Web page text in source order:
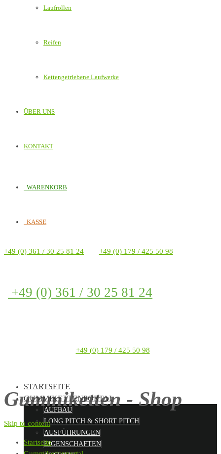
Laufrollen
Reifen
Kettengetriebene Laufwerke
ÜBER UNS
KONTAKT
WARENKORB
KASSE
+49 (0) 361 / 30 25 81 24 +49 (0) 179 / 425 50 98
+49 (0) 361 / 30 25 81 24
+49 (0) 179 / 425 50 98
Gummiketten - Shop
STARTSEITE
GUMMIKETTENPORTAL
AUFBAU
LONG PITCH & SHORT PITCH
AUSFÜHRUNGEN
EIGENSCHAFTEN
Skip to content
Startseite